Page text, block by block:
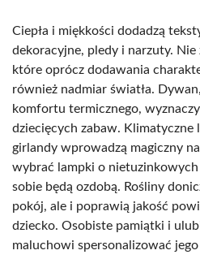
Ciepła i miękkości dodadzą
dekoracyjne, pledy i narzuty. Nie
które oprócz dodawania
również nadmiar światła.
komfortu termicznego,
dziecięcych zabaw. Klimatyczne
girlandy wprowadzą magiczny
wybrać lampki o nietuzinkowych
sobie będą ozdobą. Rośliny
pokój, ale i poprawią jakość
dziecko. Osobiste pamiątki i
maluchowi spersonalizować